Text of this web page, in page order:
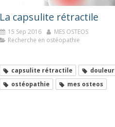
La capsulite rétractile
15 Sep 2016
MES OSTEOS
Recherche en ostéopathie
capsulite rétractile douleur
ostéopathie
mes osteos